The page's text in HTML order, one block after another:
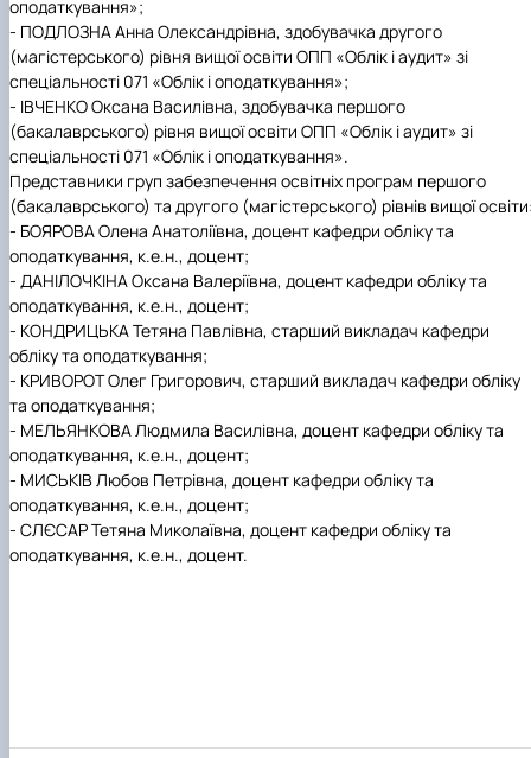
оподаткування»;
- ПОДЛОЗНА Анна Олександрівна, здобувачка другого
(магістерського) рівня вищої освіти ОПП «Облік і аудит» зі
спеціальності 071 «Облік і оподаткування»;
- ІВЧЕНКО Оксана Василівна, здобувачка першого
(бакалаврського) рівня вищої освіти ОПП «Облік і аудит» зі
спеціальності 071 «Облік і оподаткування».
Представники груп забезпечення освітніх програм першого
(бакалаврського) та другого (магістерського) рівнів вищої
- БОЯРОВА Олена Анатоліївна, доцент кафедри обліку та
оподаткування, к.е.н., доцент;
- ДАНІЛОЧКІНА Оксана Валеріївна, доцент кафедри обліку та
оподаткування, к.е.н., доцент;
- КОНДРИЦЬКА Тетяна Павлівна, старший викладач кафедри
обліку та оподаткування;
- КРИВОРОТ Олег Григорович, старший викладач кафедри обліку
та оподаткування;
- МЕЛЬЯНКОВА Людмила Василівна, доцент кафедри обліку та
оподаткування, к.е.н., доцент;
- МИСЬКІВ Любов Петрівна, доцент кафедри обліку та
оподаткування, к.е.н., доцент;
- СЛЄСАР Тетяна Миколаївна, доцент кафедри обліку та
оподаткування, к.е.н., доцент.